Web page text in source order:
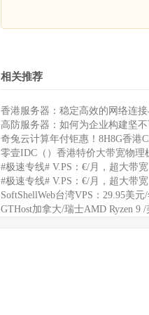
相关推荐
香港服务器：稳定高效的网络连
高防服务器：如何为企业构建坚
奇兔云计算年付钜惠！8H8G香港
零壹IDC（）香港特价大带宽物理
#极速专线# V.PS：€/月，超大带
#极速专线# V.PS：€/月，超大带
SoftShellWeb台湾VPS：29.95美
GTHost加拿大/瑞士AMD Ryzen 9